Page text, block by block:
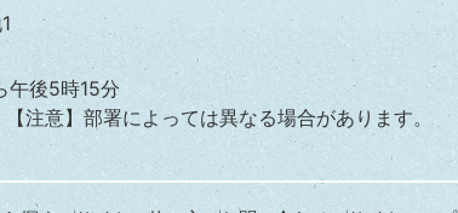
午後5時15分
【注意】部署によっては異なる場合があります。